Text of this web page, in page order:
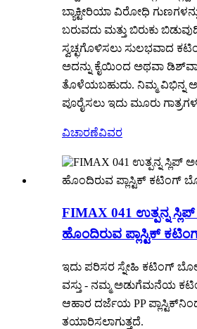
ಬ್ಯಾಕ್ಟೀರಿಯಾ ವಿರೋಧಿ
ಬರುವದು ಮತ್ತು ಬಿರುಕು
ಸ್ವಚ್ಛಗೊಳಿಸಲು ಸುಲಭವಾದ
ಅದನ್ನು ಕೈಯಿಂದ ಅಥವಾ
ತೊಳೆಯಬಹುದು. ನಿಮ್ಮ ವಿಭಿನ್ನ
ಪೂರೈಸಲು ಇದು ಮೂರು
ವಿಚಾರಣೆವಿವರ
FIMAX 041 ಉತ್ಪನ್ನ
ಹೊಂದಿರುವ ಪ್ಲಾಸ್ಟಿಕ್
ಇದು ಪರಿಸರ ಸ್ನೇಹಿ ಕಟಿಂಗ್
ವಸ್ತು - ನಮ್ಮ ಅಡುಗೆಮನೆಯ
ಆಹಾರ ದರ್ಜೆಯ PP
ತಯಾರಿಸಲಾಗುತ್ತದೆ.